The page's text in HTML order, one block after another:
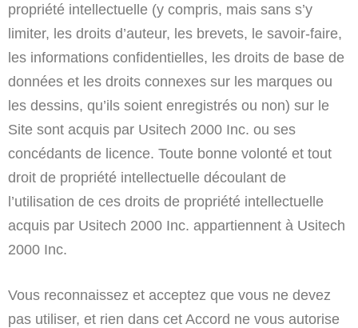
propriété intellectuelle (y compris, mais sans s’y
limiter, les droits d’auteur, les brevets, le savoir-faire,
les informations confidentielles, les droits de base de
données et les droits connexes sur les marques ou
les dessins, qu’ils soient enregistrés ou non) sur le
Site sont acquis par Usitech 2000 Inc. ou ses
concédants de licence. Toute bonne volonté et tout
droit de propriété intellectuelle découlant de
l’utilisation de ces droits de propriété intellectuelle
acquis par Usitech 2000 Inc. appartiennent à Usitech
2000 Inc.
Vous reconnaissez et acceptez que vous ne devez
pas utiliser, et rien dans cet Accord ne vous autorise